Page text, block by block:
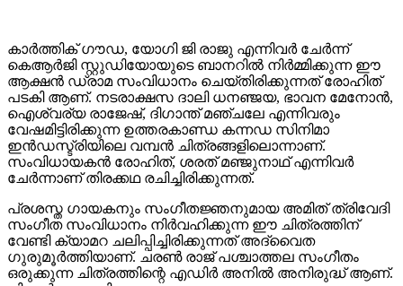
കാർത്തിക് ഗൗഡ, യോഗി ജി രാജു എന്നിവർ ചേർന്ന്
കെആർജി സ്റ്റുഡിയോയുടെ ബാനറിൽ നിർമ്മിക്കുന്ന ഈ
ആക്ഷൻ ഡ്രാമ സംവിധാനം ചെയ്തിരിക്കുന്നത് രോഹിത്
പടകി ആണ്. നടരാക്ഷസ ദാലി ധനഞ്ജയ, ഭാവന മേനോൻ,
ഐശ്വര്യ രാജേഷ്, ദിഗാന്ത് മഞ്ചലേ എന്നിവരും
വേഷമിട്ടിരിക്കുന്ന ഉത്തരകാണ്ഡ കന്നഡ സിനിമാ
ഇൻഡസ്ട്രിയിലെ വമ്പൻ ചിത്രങ്ങളിലൊന്നാണ്.
സംവിധായകൻ രോഹിത്, ശരത് മഞ്ജുനാഥ് എന്നിവർ
ചേർന്നാണ് തിരക്കഥ രചിച്ചിരിക്കുന്നത്.
പ്രശസ്ത ഗായകനും സംഗീതജ്ഞനുമായ അമിത് ത്രിവേദി
സംഗീത സംവിധാനം നിർവഹിക്കുന്ന ഈ ചിത്രത്തിന്
വേണ്ടി ക്യാമറ ചലിപ്പിച്ചിരിക്കുന്നത് അദ്വൈത
ഗുരുമൂർത്തിയാണ്. ചരൺ രാജ് പശ്ചാത്തല സംഗീതം
ഒരുക്കുന്ന ചിത്രത്തിന്റെ എഡിർ അനിൽ അനിരുദ്ധ് ആണ്.